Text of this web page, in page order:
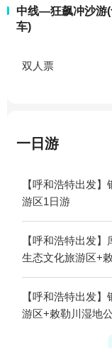
中线—狂飙冲沙游(
车)
双人票
一日游
【呼和浩特出发
游区1日游
【呼和浩特出发
生态文化旅游区+
【呼和浩特出发
游区+敕勒川湿地